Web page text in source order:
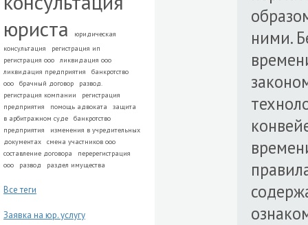
юриста
юридическая
консультация
регистрация ип
регистрация ооо
ликвидация ооо
ликвидация предприятия
банкротство
ооо
брачный договор
развод.
регистрация компании
регистрация
предприятия
помощь адвоката
защита
в арбитражном суде
банкротство
предприятия
изменения в учредительных
документах
смена участников ооо
составление договора
перерегистрация
ооо
развод раздел имущества
Все теги
Заявка на юр. услугу
ними.